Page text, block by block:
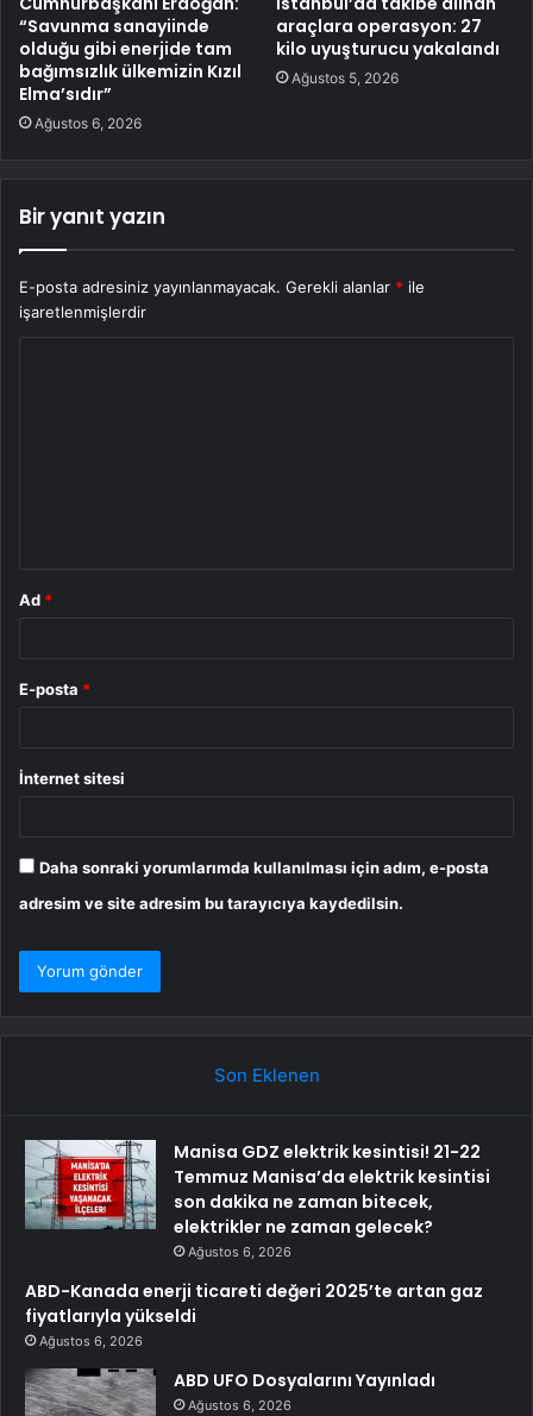
“Savunma sanayiinde
olduğu gibi enerjide tam
bağımsızlık ülkemizin Kızıl
Elma’sıdır”
Ağustos 6, 2026
araçlara operasyon: 27
kilo uyuşturucu yakalandı
Ağustos 5, 2026
Bir yanıt yazın
E-posta adresiniz yayınlanmayacak. Gerekli alanlar * ile
işaretlenmişlerdir
Ad *
E-posta *
İnternet sitesi
Daha sonraki yorumlarımda kullanılması için adım, e-posta
adresim ve site adresim bu tarayıcıya kaydedilsin.
Son Eklenen
Manisa GDZ elektrik kesintisi! 21-22
Temmuz Manisa’da elektrik kesintisi
son dakika ne zaman bitecek,
elektrikler ne zaman gelecek?
Ağustos 6, 2026
ABD-Kanada enerji ticareti değeri 2025’te artan gaz
fiyatlarıyla yükseldi
Ağustos 6, 2026
ABD UFO Dosyalarını Yayınladı
Ağustos 6, 2026